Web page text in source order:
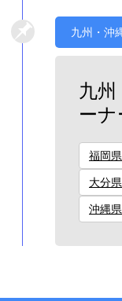
九州・沖
九州
ーナ
福岡県
大分県
沖縄県